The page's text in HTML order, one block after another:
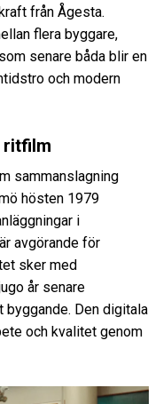
från Ågesta.
flera byggare,
senare båda blir en
och modern
ritfilm
sammanslagning
hösten 1979
i
avgörande för
sker med
år senare
byggande. Den digitala
och kvalitet genom